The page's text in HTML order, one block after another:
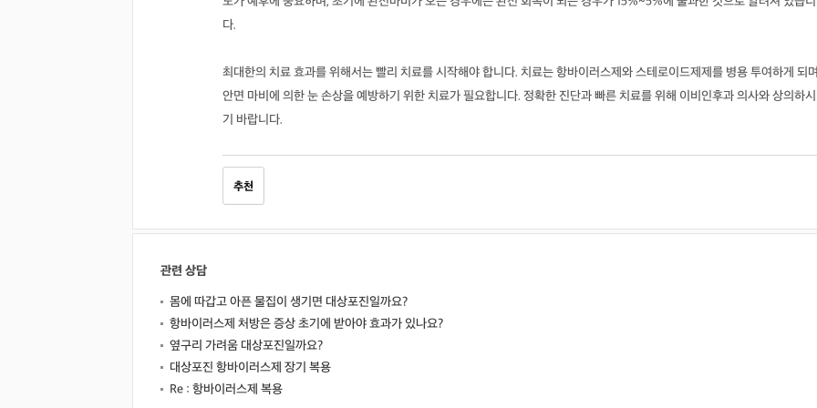
다.
최대한의 치료 효과를 위해서는 빨리 치료를 시작해야 합니다. 치료는 항바이러스제와 스테로이드제제를 병용 투여하게 되
안면 마비에 의한 눈 손상을 예방하기 위한 치료가 필요합니다. 정확한 진단과 빠른 치료를 위해 이비인후과 의사와 상의하시
기 바랍니다.
추천
관련 상담
몸에 따갑고 아픈 물집이 생기면 대상포진일까요?
항바이러스제 처방은 증상 초기에 받아야 효과가 있나요?
옆구리 가려움 대상포진일까요?
대상포진 항바이러스제 장기 복용
Re : 항바이러스제 복용